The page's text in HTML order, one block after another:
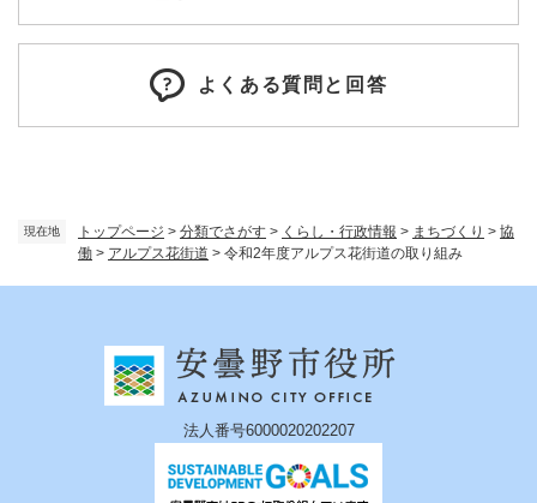
現在地 トップページ > 分類でさがす > くらし・行政情報 > まちづくり > 協
働 > アルプス花街道 > 令和2年度アルプス花街道の取り組み
よくある質問と回答
法人番号6000020202207